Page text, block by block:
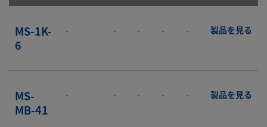
MS-1K-
6
- - - - - 製品を見る
MS-
MB-41
- - - - - 製品を見る